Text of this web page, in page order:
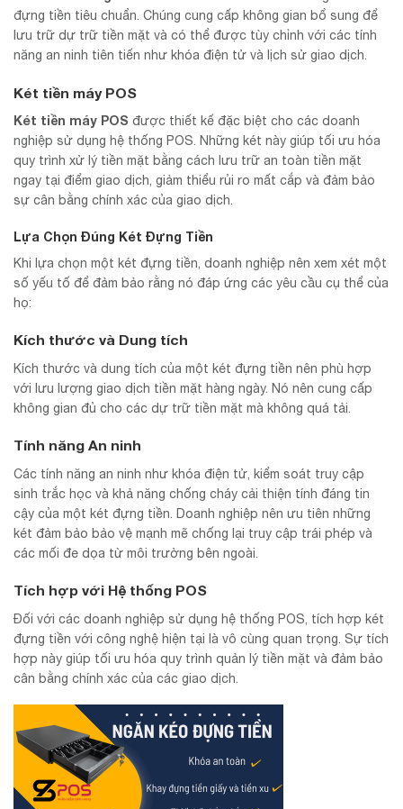
đựng tiền tiêu chuẩn. Chúng cung cấp không gian bổ sung để
lưu trữ dự trữ tiền mặt và có thể được tùy chỉnh với các tính
năng an ninh tiên tiến như khóa điện tử và lịch sử giao dịch.
Két tiền máy POS
Két tiền máy POS được thiết kế đặc biệt cho các doanh
nghiệp sử dụng hệ thống POS. Những két này giúp tối ưu hóa
quy trình xử lý tiền mặt bằng cách lưu trữ an toàn tiền mặt
ngay tại điểm giao dịch, giảm thiểu rủi ro mất cắp và đảm bảo
sự cân bằng chính xác của giao dịch.
Lựa Chọn Đúng Két Đựng Tiền
Khi lựa chọn một két đựng tiền, doanh nghiệp nên xem xét một
số yếu tố để đảm bảo rằng nó đáp ứng các yêu cầu cụ thể của
họ:
Kích thước và Dung tích
Kích thước và dung tích của một két đựng tiền nên phù hợp
với lưu lượng giao dịch tiền mặt hàng ngày. Nó nên cung cấp
không gian đủ cho các dự trữ tiền mặt mà không quá tải.
Tính năng An ninh
Các tính năng an ninh như khóa điện tử, kiểm soát truy cập
sinh trắc học và khả năng chống cháy cải thiện tính đáng tin
cậy của một két đựng tiền. Doanh nghiệp nên ưu tiên những
két đảm bảo bảo vệ mạnh mẽ chống lại truy cập trái phép và
các mối đe dọa từ môi trường bên ngoài.
Tích hợp với Hệ thống POS
Đối với các doanh nghiệp sử dụng hệ thống POS, tích hợp két
đựng tiền với công nghệ hiện tại là vô cùng quan trọng. Sự tích
hợp này giúp tối ưu hóa quy trình quản lý tiền mặt và đảm bảo
cân bằng chính xác của các giao dịch.